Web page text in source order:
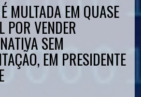
MULTADA EM QUASE
VENDER
SEM
EM PRESIDENTE